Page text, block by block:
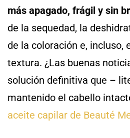
más apagado, frágil y sin
de la sequedad, la
de la coloración e, incluso,
textura. ¿Las buenas
solución definitiva que –
mantenido el cabello
aceite capilar de Beauté